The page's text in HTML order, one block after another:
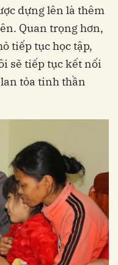
dựng lên là thêm
Quan trọng hơn,
tiếp tục học tập,
sẽ tiếp tục kết nối
tỏa tinh thần